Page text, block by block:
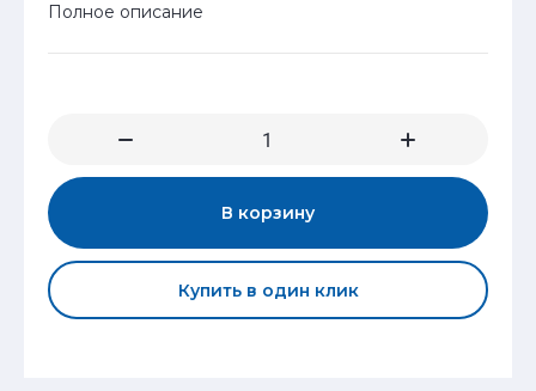
Полное описание
В корзину
Купить в один клик